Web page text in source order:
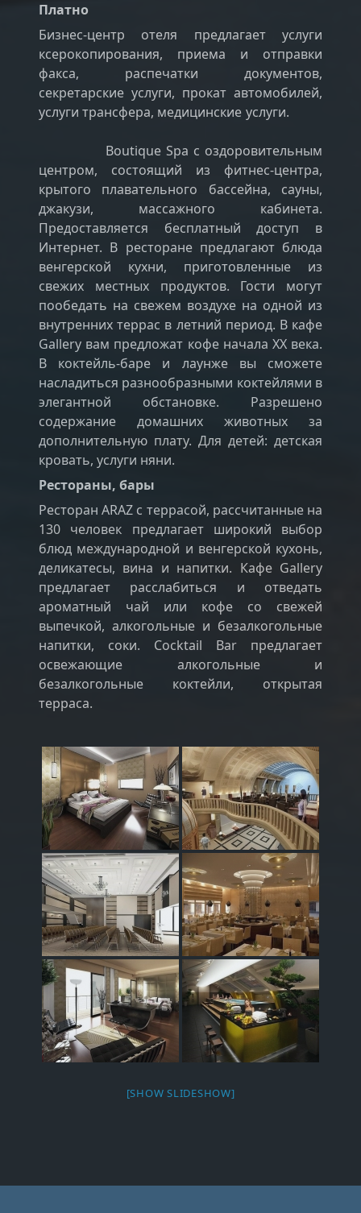
Платно
Бизнес-центр отеля предлагает услуги
ксерокопирования, приема и отправки
факса, распечатки документов,
секретарские услуги, прокат автомобилей,
услуги трансфера, медицинские услуги.
Boutique Spa с оздоровительным
центром, состоящий из фитнес-центра,
крытого плавательного бассейна, сауны,
джакузи, массажного кабинета.
Предоставляется бесплатный доступ в
Интернет. В ресторане предлагают блюда
венгерской кухни, приготовленные из
свежих местных продуктов. Гости могут
пообедать на свежем воздухе на одной из
внутренних террас в летний период. В кафе
Gallery вам предложат кофе начала XX века.
В коктейль-баре и лаунже вы сможете
насладиться разнообразными коктейлями в
элегантной обстановке. Разрешено
содержание домашних животных за
дополнительную плату. Для детей: детская
кровать, услуги няни.
Рестораны, бары
Ресторан ARAZ с террасой, рассчитанные на
130 человек предлагает широкий выбор
блюд международной и венгерской кухонь,
деликатесы, вина и напитки. Кафе Gallery
предлагает расслабиться и отведать
ароматный чай или кофе со свежей
выпечкой, алкогольные и безалкогольные
напитки, соки. Cocktail Bar предлагает
освежающие алкогольные и
безалкогольные коктейли, открытая
терраса.
[SHOW SLIDESHOW]